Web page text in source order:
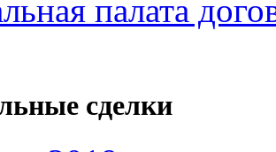
палата
сделки